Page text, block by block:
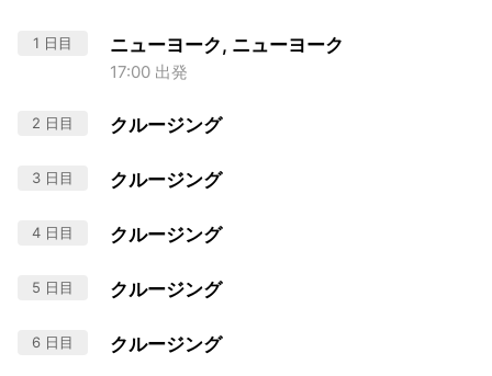
1 日目 ニューヨーク, ニューヨーク
17:00 出発
2 日目 クルージング
3 日目 クルージング
4 日目 クルージング
5 日目 クルージング
6 日目 クルージング